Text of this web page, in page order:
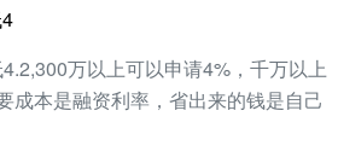
万以上可以申请4%，千万以上
成本是融资利率，省出来的钱是自己